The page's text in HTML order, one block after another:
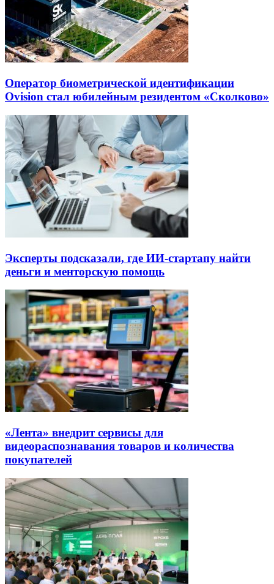
Оператор биометрической идентификации
Ovision стал юбилейным резидентом «Сколково»
Эксперты подсказали, где ИИ-стартапу найти
деньги и менторскую помощь
«Лента» внедрит сервисы для
видеораспознавания товаров и количества
покупателей